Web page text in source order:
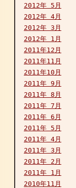
2012年 5月
2012年 4月
2012年 3月
2012年 1月
2011年12月
2011年11月
2011年10月
2011年 9月
2011年 8月
2011年 7月
2011年 6月
2011年 5月
2011年 4月
2011年 3月
2011年 2月
2011年 1月
2010年11月